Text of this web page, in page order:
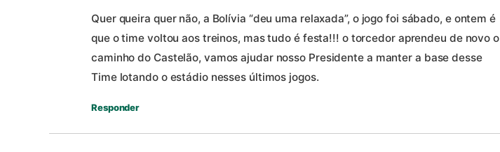
Quer queira quer não, a Bolívia “deu uma relaxada”, o jogo foi sábado, e ontem é
que o time voltou aos treinos, mas tudo é festa!!! o torcedor aprendeu de novo o
caminho do Castelão, vamos ajudar nosso Presidente a manter a base desse
Time lotando o estádio nesses últimos jogos.
Responder